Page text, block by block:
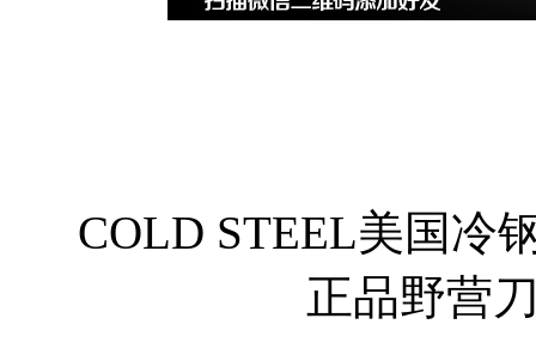
COLD STEEL美国冷
正品野营